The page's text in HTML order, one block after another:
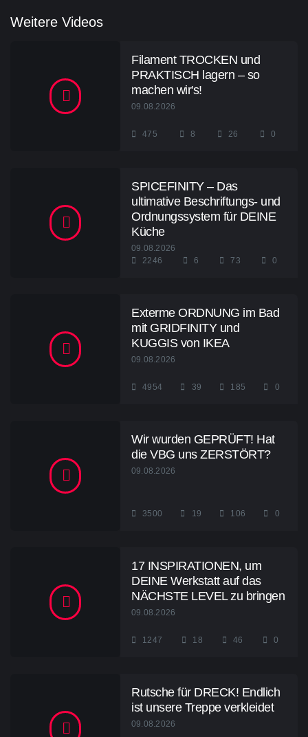
Weitere Videos
Filament TROCKEN und
PRAKTISCH lagern – so
machen wir's!
09.08.2026
475 8 26 0
SPICEFINITY – Das
ultimative Beschriftungs- und
Ordnungssystem für DEINE
Küche
09.08.2026
2246
6 73 0
Exterme ORDNUNG im Bad
mit GRIDFINITY und
KUGGIS von IKEA
09.08.2026
4954 39 185 0
Wir wurden GEPRÜFT! Hat
die VBG uns ZERSTÖRT?
09.08.2026
3500 19 106 0
17 INSPIRATIONEN, um
DEINE Werkstatt auf das
NÄCHSTE LEVEL zu bringen
09.08.2026
1247 18 46 0
Rutsche für DRECK! Endlich
ist unsere Treppe verkleidet
09.08.2026